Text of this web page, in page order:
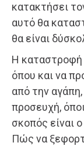
κατακτήσει
αυτό θα
θα είναι
Η καταστροφή
όπου και να
από την αγάπη,
προσευχή,
σκοπός είναι
Πώς να